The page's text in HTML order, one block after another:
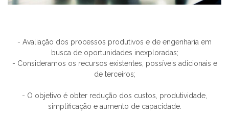
- Avaliação dos processos produtivos e de engenharia em
busca de oportunidades inexploradas;
- Consideramos os recursos existentes, possíveis adicionais e
de terceiros;
- O objetivo é obter redução dos custos, produtividade,
simplificação e aumento de capacidade.